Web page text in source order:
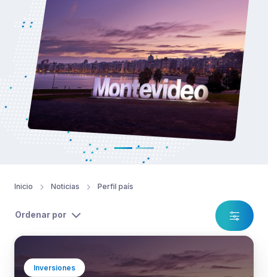
Inicio Noticias Perfil país
Ordenar por
Inversiones